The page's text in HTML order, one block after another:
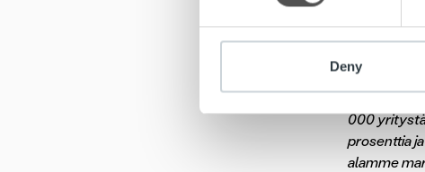
Deny
Ropo
noilla
000 yritystä
prosenttia
alamme